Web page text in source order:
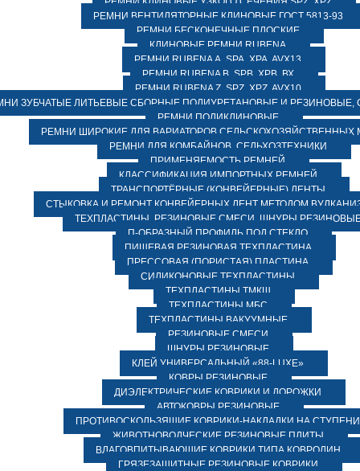
РЕМНИ ВЕНТИЛЯТОРНЫЕ КЛИНОВЫЕ ГОСТ 5813-93
РЕМНИ БЕСКОНЕЧНЫЕ ПЛОСКИЕ
КЛИНОВЫЕ РЕМНИ RUBENA
РЕМНИ RUBENA А, SPA, XPA, AVX13
РЕМНИ RUBENA В, SPВ, ХPВ, ВХ
РЕМНИ RUBENA Z, SPZ, XPZ, AVX10
ЗУБЧАТЫЕ ЛИТЬЕВЫЕ СБОРНЫЕ ПОЛИУРЕТАНОВЫЕ И РЕЗИНОВЫЕ,
РЕМНИ ПОЛИКЛИНОВЫЕ
РЕМНИ ШИРОКИЕ ДЛЯ ВАРИАТОРОВ СЕЛЬСКОХОЗЯЙСТВЕННЫХ
РЕМНИ ДЛЯ КОМБАЙНОВ, СЕЛЬХОЗТЕХНИКИ
ПРИМЕНЯЕМОСТЬ РЕМНЕЙ
КЛАССИФИКАЦИЯ ИМПОРТНЫХ РЕМНЕЙ
ТРАНСПОРТЁРНЫЕ (КОНВЕЙЕРНЫЕ) ЛЕНТЫ
СТЫКОВКА И РЕМОНТ КОНВЕЙЕРНЫХ ЛЕНТ МЕТОДОМ
ТЕХПЛАСТИНЫ, РЕЗИНОВЫЕ СМЕСИ, ШНУРЫ
П-ОБРАЗНЫЙ ПРОФИЛЬ ПОД СТЕКЛО
ПИЩЕВАЯ РЕЗИНОВАЯ ТЕХПЛАСТИНА
ПРЕССОВАЯ (ПОРИСТАЯ) ПЛАСТИНА
СИЛИКОНОВЫЕ ТЕХПЛАСТИНЫ
ТЕХПЛАСТИНЫ ТМКЩ
ТЕХПЛАСТИНЫ МБС
ТЕХПЛАСТИНЫ ВАКУУМНЫЕ
РЕЗИНОВЫЕ СМЕСИ
ШНУРЫ РЕЗИНОВЫЕ
КЛЕЙ УНИВЕРСАЛЬНЫЙ «88-LUXE»
КОВРЫ РЕЗИНОВЫЕ
ДИЭЛЕКТРИЧЕСКИЕ КОВРИКИ И ДОРОЖКИ
АВТОКОВРЫ РЕЗИНОВЫЕ
ПРОТИВОСКОЛЬЗЯЩИЕ КОВРИКИ-НАКЛАДКИ НА СТУПЕНИ
ЖИВОТНОВОДЧЕСКИЕ РЕЗИНОВЫЕ ПЛИТЫ
ВЛАГОВПИТЫВАЮЩИЕ КОВРИКИ ТИПА КОВРОЛИН
ГРЯЗЕЗАЩИТНЫЕ РЕЗИНОВЫЕ КОВРИКИ